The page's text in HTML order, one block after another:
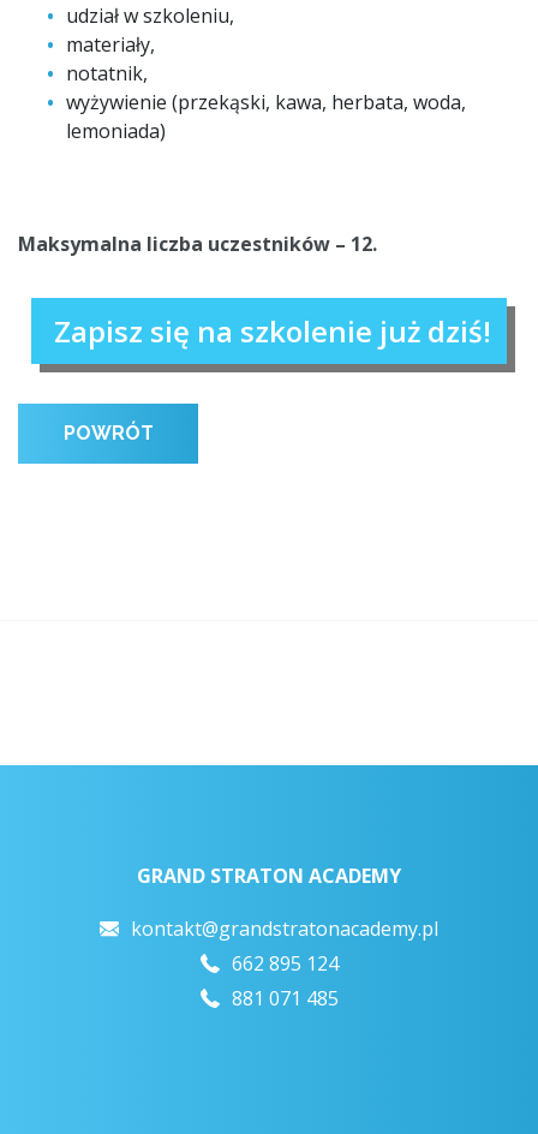
udział w szkoleniu,
materiały,
notatnik,
wyżywienie (przekąski, kawa, herbata, woda,
lemoniada)
Maksymalna liczba uczestników – 12.
Zapisz się na szkolenie już dziś!
POWRÓT
GRAND STRATON ACADEMY
kontakt@grandstratonacademy.pl
662 895 124
881 071 485